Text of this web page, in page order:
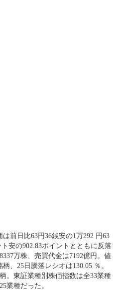
前日比63円36銭安の1万292 円63
安の902.83ポイントとともに反落
万株、売買代金は7192億円。値
、25日騰落レシオは130.05 ％。
。東証業種別株価指数は全33業種
業種だった。